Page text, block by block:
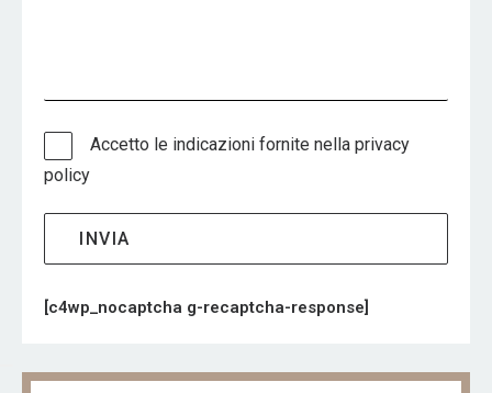
Accetto le indicazioni fornite nella privacy
policy
[c4wp_nocaptcha g-recaptcha-response]